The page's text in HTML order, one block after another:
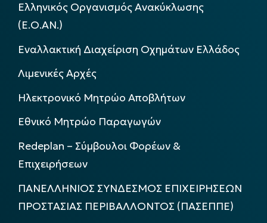
Ελληνικός Οργανισμός Ανακύκλωσης
(Ε.Ο.ΑΝ.)
Εναλλακτική Διαχείριση Οχημάτων Ελλάδος
Λιμενικές Αρχές
Ηλεκτρονικό Μητρώο Αποβλήτων
Εθνικό Μητρώο Παραγωγών
Redeplan – Σύμβουλοι Φορέων &
Επιχειρήσεων
ΠΑΝΕΛΛΗΝΙΟΣ ΣΥΝΔΕΣΜΟΣ ΕΠΙΧΕΙΡΗΣΕΩΝ
ΠΡΟΣΤΑΣΙΑΣ ΠΕΡΙΒΑΛΛΟΝΤΟΣ (ΠΑΣΕΠΠΕ)